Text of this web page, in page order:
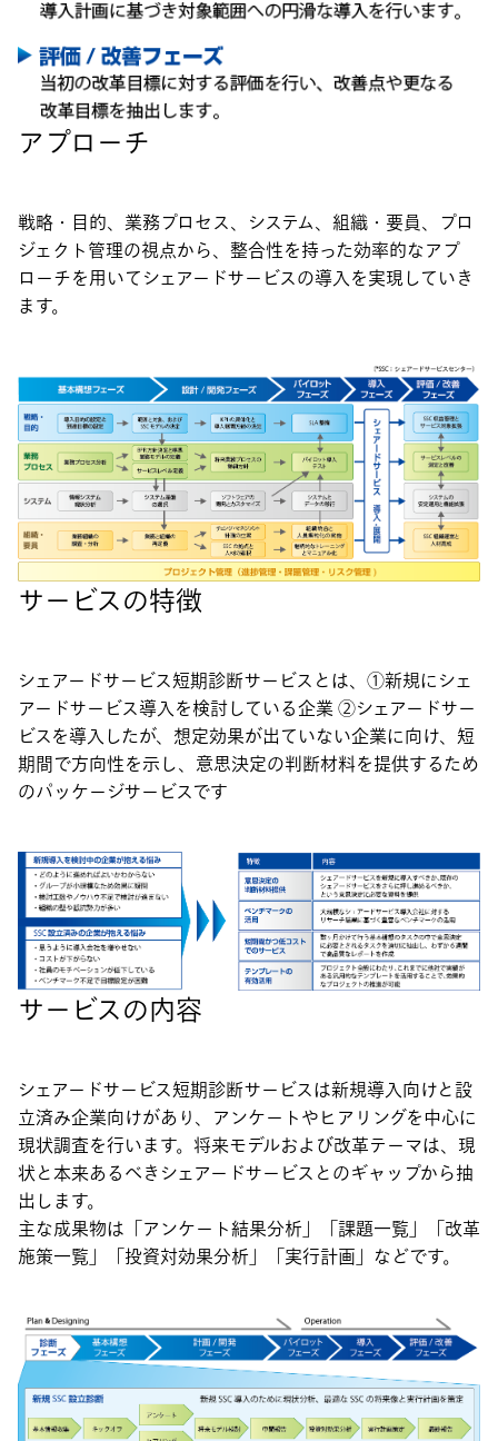
アプローチ
戦略・目的、業務プロセス、システム、組織・要員、プロ
ジェクト管理の視点から、整合性を持った効率的なアプ
ローチを用いてシェアードサービスの導入を実現していき
ます。
サービスの特徴
シェアードサービス短期診断サービスとは、①新規にシェ
アードサービス導入を検討している企業 ②シェアードサー
ビスを導入したが、想定効果が出ていない企業に向け、短
期間で方向性を示し、意思決定の判断材料を提供するため
のパッケージサービスです
サービスの内容
シェアードサービス短期診断サービスは新規導入向けと設
立済み企業向けがあり、アンケートやヒアリングを中心に
現状調査を行います。将来モデルおよび改革テーマは、現
状と本来あるべきシェアードサービスとのギャップから抽
出します。
主な成果物は「アンケート結果分析」「課題一覧」「改革
施策一覧」「投資対効果分析」「実行計画」などです。